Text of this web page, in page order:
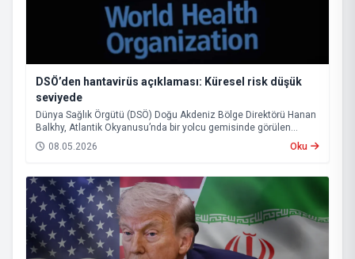
DSÖ’den hantavirüs açıklaması: Küresel risk düşük
seviyede
Dünya Sağlık Örgütü (DSÖ) Doğu Akdeniz Bölge Direktörü Hanan
Balkhy, Atlantik Okyanusu’nda bir yolcu gemisinde görülen
hantavirüs vakalarına ilişkin açıklamada bulundu.
08.05.2026 Oku